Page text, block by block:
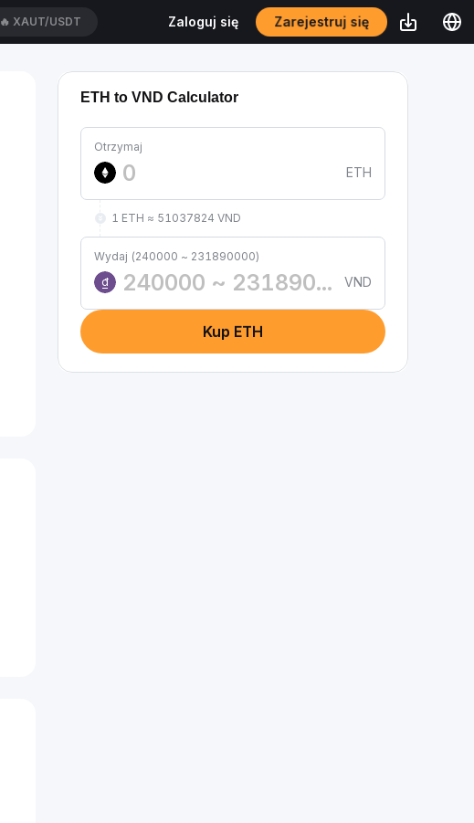
🔥 XAUT/USDT Zaloguj się Zarejestruj się
ETH to VND Calculator
Otrzymaj
ETH
1 ETH ≈ 51037824 VND
Wydaj (240000 ~ 231890000)
₫
VND
Kup ETH